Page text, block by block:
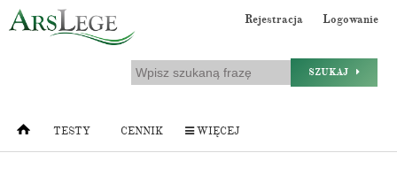
Rejestracja Logowanie
SZUKAJ
TESTY CENNIK WIĘCEJ